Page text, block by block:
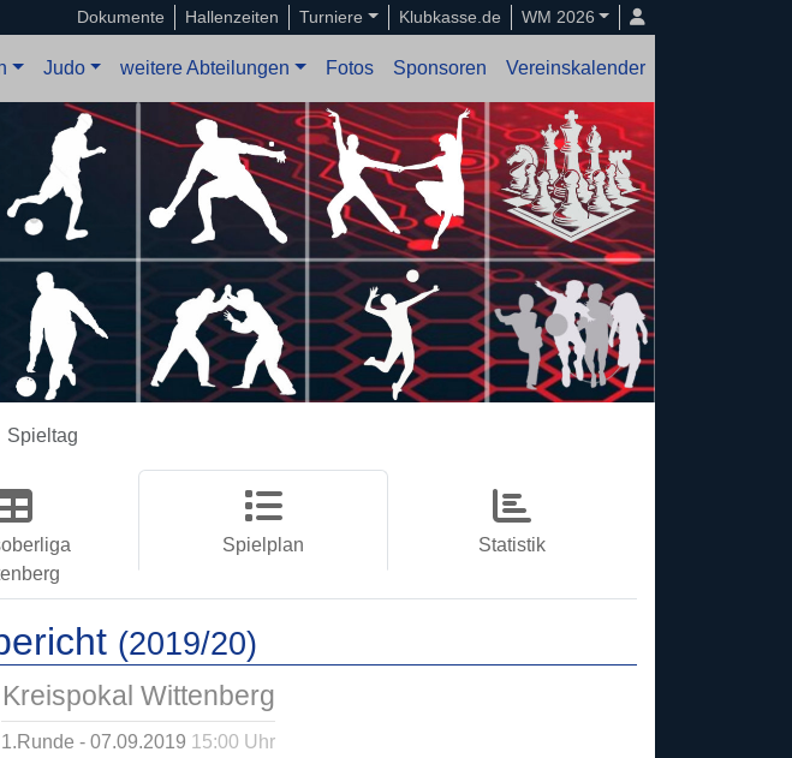
Dokumente Hallenzeiten Turniere Klubkasse.de WM 2026
Judo weitere Abteilungen Fotos Sponsoren Vereinskalender
Spieltag
Spielplan Statistik
(2019/20)
Kreispokal Wittenberg
1.Runde - 07.09.2019 15:00 Uhr